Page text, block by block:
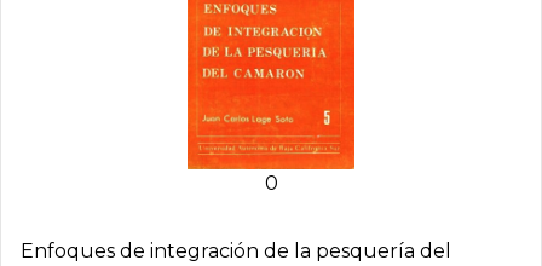
0
Enfoques de integración de la pesquerí­a del